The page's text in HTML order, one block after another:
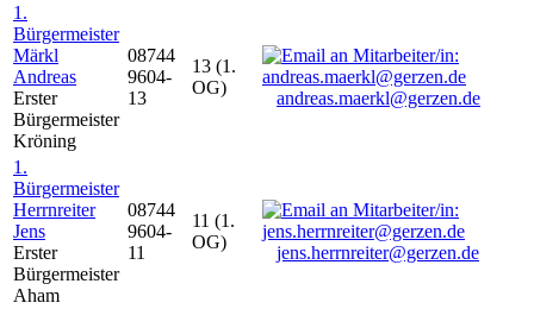
1.
Bürgermeister
Märkl
Andreas
Erster
Bürgermeister
Kröning
08744
9604-
13
13 (1.
OG)
andreas.maerkl@gerzen.de
1.
Bürgermeister
Herrnreiter
Jens
Erster
Bürgermeister
Aham
08744
9604-
11
11 (1.
OG)
jens.herrnreiter@gerzen.de